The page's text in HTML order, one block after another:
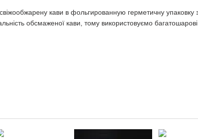
кави в фольгированную герметичну упаковку
обсмаженої кави, тому використовуємо